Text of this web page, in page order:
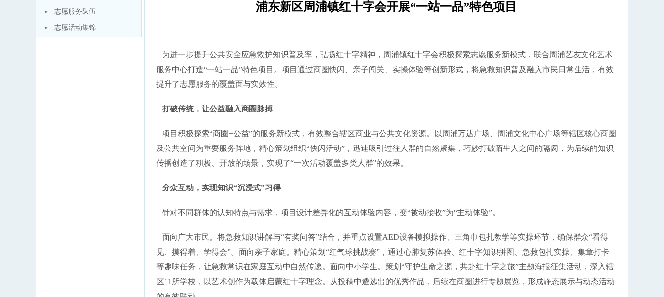
志愿服务队伍
志愿活动集锦
浦东新区周浦镇红十字会开展“一站一品”特色项目
为进一步提升公共安全应急救护知识普及率，弘扬红十字精神，周浦镇红十字会积极探索志愿服务新模式，联合周浦艺友文化艺术
服务中心打造“一站一品”特色项目。项目通过商圈快闪、亲子闯关、实操体验等创新形式，将急救知识普及融入市民日常生活，有效
提升了志愿服务的覆盖面与实效性。
打破传统，让公益融入商圈脉搏
项目积极探索“商圈+公益”的服务新模式，有效整合辖区商业与公共文化资源。以周浦万达广场、周浦文化中心广场等辖区核心商圈
及公共空间为重要服务阵地，精心策划组织“快闪活动”，迅速吸引过往人群的自然聚集，巧妙打破陌生人之间的隔阂，为后续的知识
传播创造了积极、开放的场景，实现了“一次活动覆盖多类人群”的效果。
分众互动，实现知识“沉浸式”习得
针对不同群体的认知特点与需求，项目设计差异化的互动体验内容，变“被动接收”为“主动体验”。
面向广大市民。将急救知识讲解与“有奖问答”结合，并重点设置AED设备模拟操作、三角巾包扎教学等实操环节，确保群众“看得
见、摸得着、学得会”。面向亲子家庭。精心策划“红气球挑战赛”，通过心肺复苏体验、红十字知识拼图、急救包扎实操、集章打卡
等趣味任务，让急救常识在家庭互动中自然传递。面向中小学生。策划“守护生命之源，共赴红十字之旅”主题海报征集活动，深入辖
区11所学校，以艺术创作为载体启蒙红十字理念。从投稿中遴选出的优秀作品，后续在商圈进行专题展览，形成静态展示与动态活动